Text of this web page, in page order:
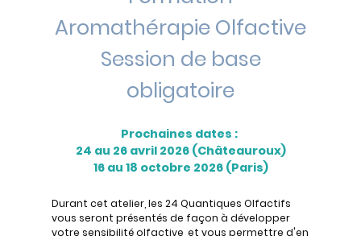
Aromathérapie Olfactive
Session de base
obligatoire
Prochaines dates :
24 au 26 avril 2026 (Châteauroux)
16 au 18 octobre 2026 (Paris)
Durant cet atelier, les 24 Quantiques Olfactifs
vous seront présentés de façon à développer
votre sensibilité olfactive, et vous permettre d'en